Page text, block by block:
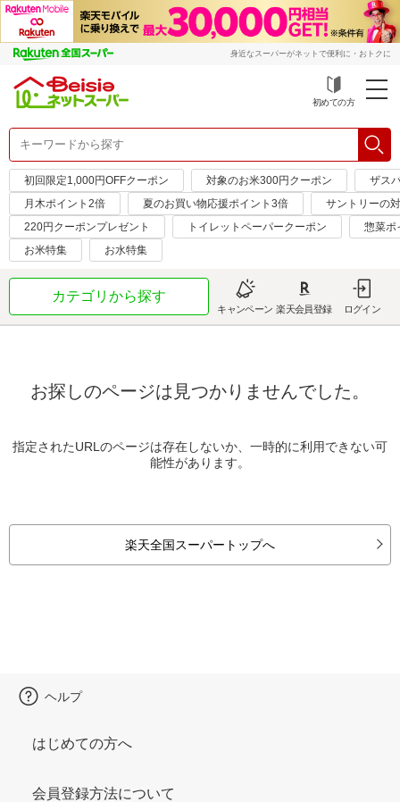
身近なスーパーがネットで便利に・おトクに
初めての方
初回限定1,000円OFFクーポン 対象のお米300円クーポン
ザス
月木ポイント2倍
夏のお買い物応援ポイント3倍
サントリーの
220円クーポンプレゼント
トイレットペーパークーポン
惣菜ポ
お米特集
お水特集
カテゴリから探す
キャンペーン 楽天会員登録 ログイン
お探しのページは見つかりませんでした。
指定されたURLのページは存在しないか、一時的に利用できない可
能性があります。
楽天全国スーパートップへ
ヘルプ
はじめての方へ
会員登録方法について